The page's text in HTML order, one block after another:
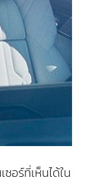
อร์ที่เห็นได้ใน